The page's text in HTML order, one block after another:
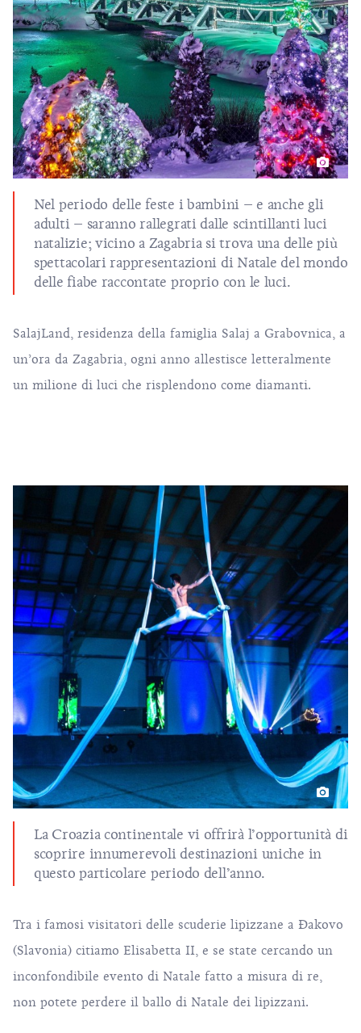
Nel periodo delle feste i bambini – e anche gli
adulti – saranno rallegrati dalle scintillanti luci
natalizie; vicino a Zagabria si trova una delle più
spettacolari rappresentazioni di Natale del mondo
delle fiabe raccontate proprio con le luci.
SalajLand, residenza della famiglia Salaj a Grabovnica, a
un’ora da Zagabria, ogni anno allestisce letteralmente
un milione di luci che risplendono come diamanti.
La Croazia continentale vi offrirà l’opportunità di
scoprire innumerevoli destinazioni uniche in
questo particolare periodo dell’anno.
Tra i famosi visitatori delle scuderie lipizzane a Đakovo
(Slavonia) citiamo Elisabetta II, e se state cercando un
inconfondibile evento di Natale fatto a misura di re,
non potete perdere il ballo di Natale dei lipizzani.